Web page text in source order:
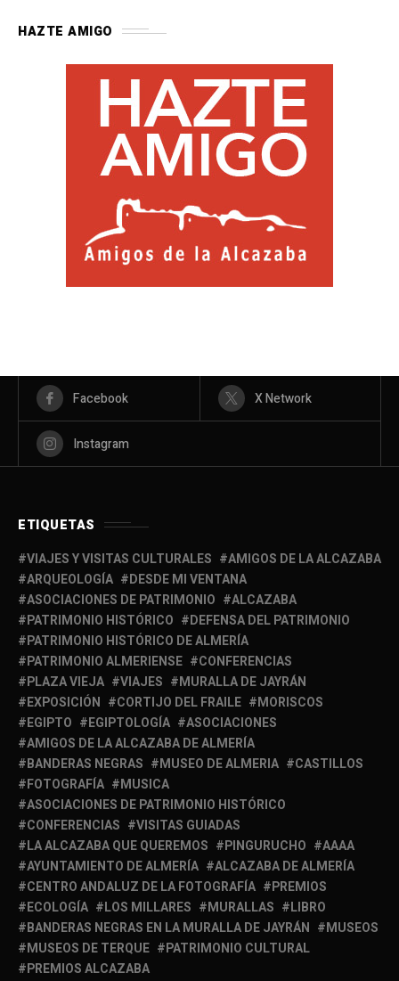
HAZTE AMIGO
Facebook X Network
Instagram
ETIQUETAS
VIAJES Y VISITAS CULTURALES
AMIGOS DE LA ALCAZABA
ARQUEOLOGÍA
DESDE MI VENTANA
ASOCIACIONES DE PATRIMONIO
ALCAZABA
PATRIMONIO HISTÓRICO
DEFENSA DEL PATRIMONIO
PATRIMONIO HISTÓRICO DE ALMERÍA
PATRIMONIO ALMERIENSE
CONFERENCIAS
PLAZA VIEJA
VIAJES
MURALLA DE JAYRÁN
EXPOSICIÓN
CORTIJO DEL FRAILE
MORISCOS
EGIPTO
EGIPTOLOGÍA
ASOCIACIONES
AMIGOS DE LA ALCAZABA DE ALMERÍA
BANDERAS NEGRAS
MUSEO DE ALMERIA
CASTILLOS
FOTOGRAFÍA
MUSICA
ASOCIACIONES DE PATRIMONIO HISTÓRICO
CONFERENCIAS
VISITAS GUIADAS
LA ALCAZABA QUE QUEREMOS
PINGURUCHO
AAAA
AYUNTAMIENTO DE ALMERÍA
ALCAZABA DE ALMERÍA
CENTRO ANDALUZ DE LA FOTOGRAFÍA
PREMIOS
ECOLOGÍA
LOS MILLARES MURALLAS
LIBRO
BANDERAS NEGRAS EN LA MURALLA DE JAYRÁN
MUSEOS
MUSEOS DE TERQUE
PATRIMONIO CULTURAL
PREMIOS ALCAZABA